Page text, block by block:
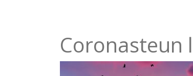
Coronasteun